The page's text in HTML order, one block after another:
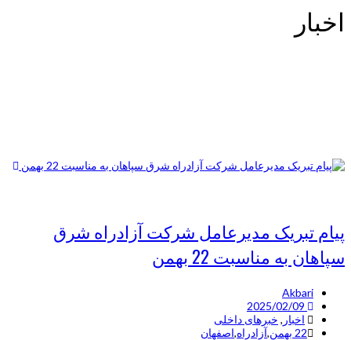
اخبار
پیام تبریک مدیرعامل شرکت آزادراه شرق
سپاهان به مناسبت 22 بهمن
Akbari
اخبار , خبرهای داخلی
22 بهمن
,آزادراه,اصفهان